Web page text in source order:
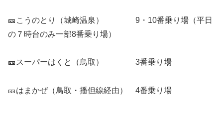
🎫こうのとり（城崎温泉） 9・10番乗り場（平日
の７時台のみ一部8番乗り場）
🎫スーパーはくと（鳥取） 3番乗り場
🎫はまかぜ（鳥取・播但線経由） 4番乗り場